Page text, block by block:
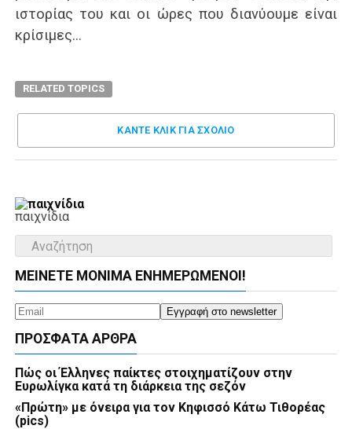
ιστορίας του και οι ώρες που διανύουμε είναι
κρίσιμες…
RELATED TOPICS
ΚΑΝΤΕ ΚΛΊΚ ΓΙΑ ΣΧΌΛΙΟ
παιχνίδια
ΜΕΊΝΕΤΕ ΜΌΝΙΜΑ ΕΝΗΜΕΡΏΜΕΝΟΙ!
ΠΡΌΣΦΑΤΑ ΆΡΘΡΑ
Πώς οι Έλληνες παίκτες στοιχηματίζουν στην
Ευρωλίγκα κατά τη διάρκεια της σεζόν
«Πρώτη» με όνειρα για τον Κηφισσό Κάτω Τιθορέας
(pics)